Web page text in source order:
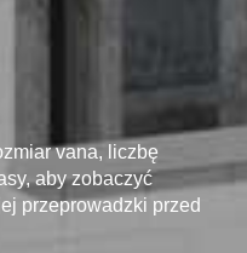
vana, liczbę
aby zobaczyć
przeprowadzki przed